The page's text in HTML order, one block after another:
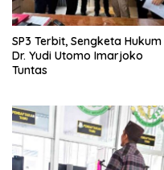
SP3 Terbit, Sengketa Hukum
Dr. Yudi Utomo Imarjoko
Tuntas